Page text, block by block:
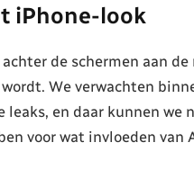
iPhone-look
de schermen aan
We verwachten
leaks, en daar kunnen
voor wat invloeden van